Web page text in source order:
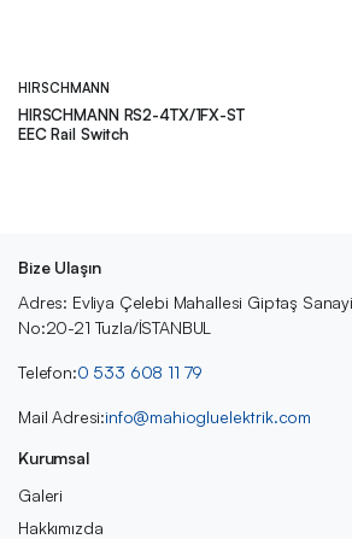
HIRSCHMANN
HIRSCHMANN RS2-4TX/1FX-ST
EEC Rail Switch
Bize Ulaşın
Adres: Evliya Çelebi Mahallesi Giptaş
No:20-21 Tuzla/İSTANBUL
Telefon:0 533 608 11 79
Mail Adresi:info@mahiogluelektrik.com
Kurumsal
Galeri
Hakkımızda